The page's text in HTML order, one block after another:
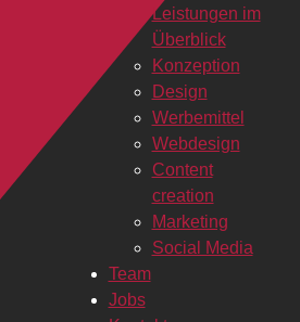
Leistungen im
Überblick
Konzeption
Design
Werbemittel
Webdesign
Content
creation
Marketing
Social Media
Team
Jobs